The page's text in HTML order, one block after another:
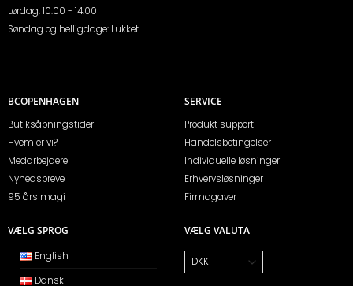
Lørdag: 10.00 - 14.00
Søndag og helligdage: Lukket
BCOPENHAGEN
Butiksåbningstider
Hvem er vi?
Medarbejdere
Nyhedsbreve
95 års magi
VÆLG SPROG
English
Dansk
SERVICE
Produkt support
Handelsbetingelser
Individuelle løsninger
Erhvervsløsninger
Firmagaver
VÆLG VALUTA